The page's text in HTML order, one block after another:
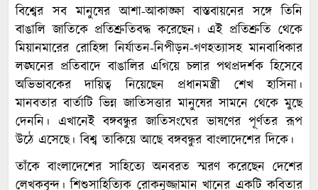
বিশ্বের সব মানুষের আশা-আকাঙ্ক্ষা বাস্তবায়নের সঙ্গে তিনি
বাঙালি জাতিকে প্রতিশ্রুতিবদ্ধ করেছেন। এই প্রতিশ্রুতি থেকে
মিয়ানমারের রোহিঙ্গা নির্যাতন-নিপীড়ন-গণহত্যাসহ মানবাধিকার
লঙ্ঘনের প্রতিবাদে বাঙালির এগিয়ে চলার পথপ্রদর্শক হিসেবে
অভিভাবকের দায়িত্ব নিয়েছেন প্রধানমন্ত্রী শেখ হাসিনা।
মানবতার বার্তাটি ভিন্ন জাতিসত্তার মানুষের সামনে থেকে মুছে
দেননি। এখানেই বঙ্গবন্ধুর জাতিসংঘের ভাষণের পূর্ণতর রূপ
উঠে এসেছে। বিশ্ব তাকিয়ে আছে বঙ্গবন্ধুর বাংলাদেশের দিকে।
তাঁকে বাংলাদেশের সাহিত্যে অনবরত স্মরণ করেছেন দেশের
লেখকবৃন্দ। শিশুসাহিত্যিক রোকনুজ্জামান খানের একটি কবিতার